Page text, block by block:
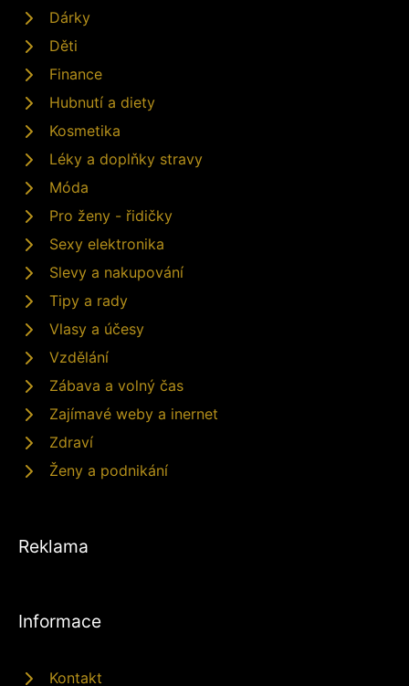
Dárky
Děti
Finance
Hubnutí a diety
Kosmetika
Léky a doplňky stravy
Móda
Pro ženy - řidičky
Sexy elektronika
Slevy a nakupování
Tipy a rady
Vlasy a účesy
Vzdělání
Zábava a volný čas
Zajímavé weby a inernet
Zdraví
Ženy a podnikání
Reklama
Informace
Kontakt